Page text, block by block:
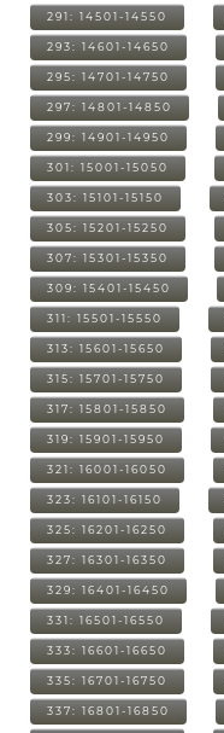
291: 14501-14550
293: 14601-14650
295: 14701-14750
297: 14801-14850
299: 14901-14950
301: 15001-15050
303: 15101-15150
305: 15201-15250
307: 15301-15350
309: 15401-15450
311: 15501-15550
313: 15601-15650
315: 15701-15750
317: 15801-15850
319: 15901-15950
321: 16001-16050
323: 16101-16150
325: 16201-16250
327: 16301-16350
329: 16401-16450
331: 16501-16550
333: 16601-16650
335: 16701-16750
337: 16801-16850